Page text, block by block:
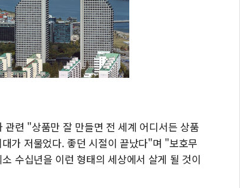
련 "상품만 잘 만들면 전 세계 어디서든 상품
가 저물었다. 좋던 시절이 끝났다"며 "보호무
수십년을 이런 형태의 세상에서 살게 될 것이